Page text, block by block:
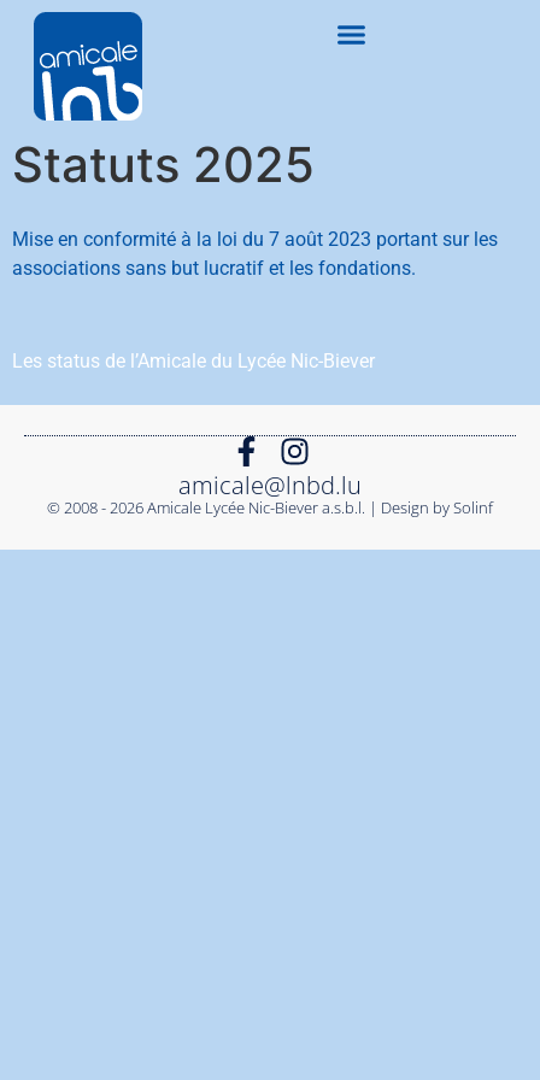
Statuts 2025
Mise en conformité à la loi du 7 août 2023 portant sur les
associations sans but lucratif et les fondations.
Les status de l’Amicale du Lycée Nic-Biever
© 2008 - 2026 Amicale Lycée Nic-Biever a.s.b.l. | Design by Solinf
amicale@lnbd.lu